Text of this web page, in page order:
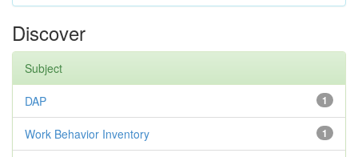
Discover
Subject
1
DAP
1
Work Behavior Inventory